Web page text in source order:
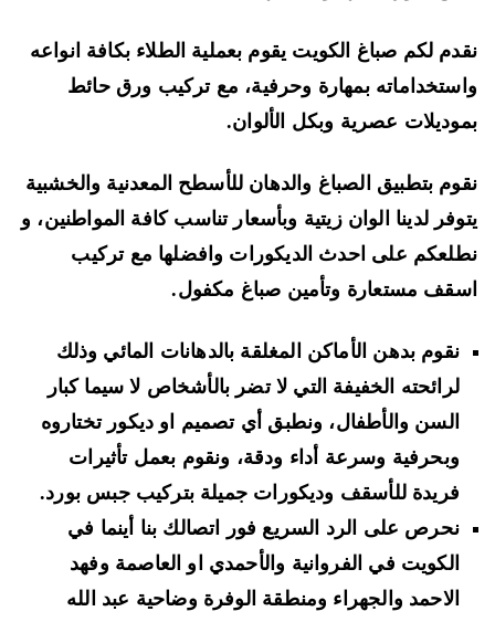
لكم صباغ الكويت يقوم بعملية الطلاء بكافة انواعه
بمهارة وحرفية، مع تركيب ورق حائط
عصرية وبكل الألوان.
بتطبيق الصباغ والدهان للأسطح المعدنية والخشبية
لدينا الوان زيتية وبأسعار تناسب كافة المواطنين، و
على احدث الديكورات وافضلها مع تركيب
مستعارة وتأمين صباغ مكفول.
نقوم بدهن الأماكن المغلقة بالدهانات المائي وذلك
لرائحته الخفيفة التي لا تضر بالأشخاص لا سيما كبار
السن والأطفال، ونطبق أي تصميم او ديكور تختاروه
وبحرفية وسرعة أداء ودقة، ونقوم بعمل تأثيرات
فريدة للأسقف وديكورات جميلة بتركيب جبس بورد.
نحرص على الرد السريع فور اتصالك بنا أينما في
الكويت في الفروانية والأحمدي او العاصمة وفهد
الاحمد والجهراء ومنطقة الوفرة وضاحية عبد الله